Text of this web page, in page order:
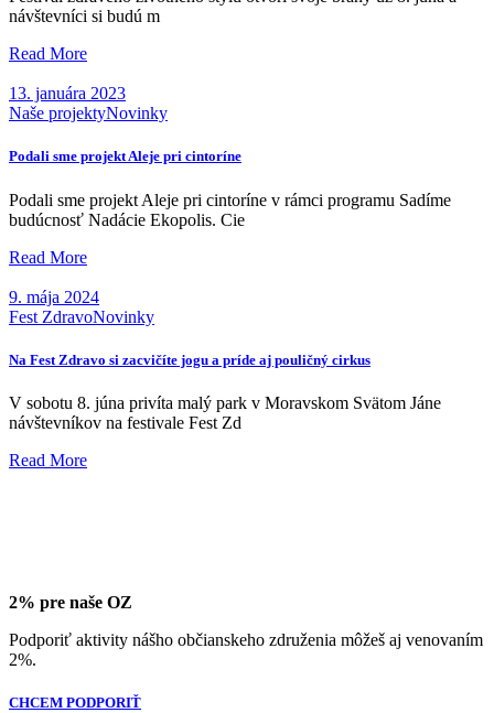
návštevníci si budú m
Read More
13. januára 2023
Naše projektyNovinky
Podali sme projekt Aleje pri cintoríne
Podali sme projekt Aleje pri cintoríne v rámci programu Sadíme
budúcnosť Nadácie Ekopolis. Cie
Read More
9. mája 2024
Fest ZdravoNovinky
Na Fest Zdravo si zacvičíte jogu a príde aj pouličný cirkus
V sobotu 8. júna privíta malý park v Moravskom Svätom Jáne
návštevníkov na festivale Fest Zd
Read More
2% pre naše OZ
Podporiť aktivity nášho občianskeho združenia môžeš aj venovaním
2%.
CHCEM PODPORIŤ